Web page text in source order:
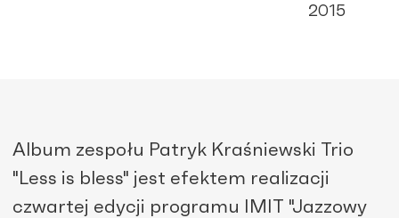
2015
Album zespołu Patryk Kraśniewski Trio
"Less is bless" jest efektem realizacji
czwartej edycji programu IMIT "Jazzowy